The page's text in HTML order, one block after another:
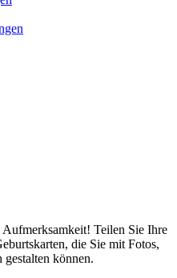
Teilen Sie Ihre
die Sie mit Fotos,
gestalten können.